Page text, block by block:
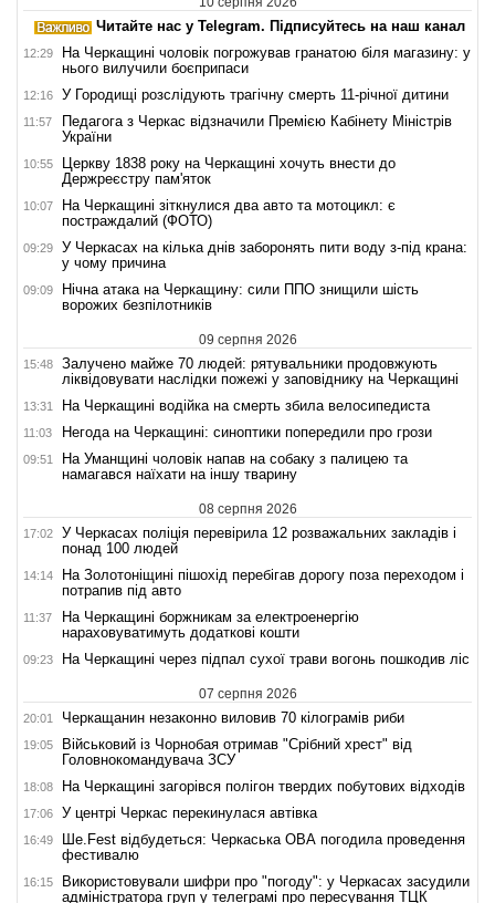
Читайте нас у Telegram. Підписуйтесь на наш канал
12:29
На Черкащині чоловік погрожував гранатою біля магазину: у
нього вилучили боєприпаси
12:16 У Городищі розслідують трагічну смерть 11-річної дитини
11:57
Педагога з Черкас відзначили Премією Кабінету Міністрів
України
10:55
Церкву 1838 року на Черкащині хочуть внести до
Держреєстру пам'яток
10:07
На Черкащині зіткнулися два авто та мотоцикл: є
постраждалий (ФОТО)
09:29
У Черкасах на кілька днів заборонять пити воду з-під крана:
у чому причина
09:09
Нічна атака на Черкащину: сили ППО знищили шість
ворожих безпілотників
09 серпня 2026
15:48
Залучено майже 70 людей: рятувальники продовжують
ліквідовувати наслідки пожежі у заповіднику на Черкащині
13:31 На Черкащині водійка на смерть збила велосипедиста
11:03 Негода на Черкащині: синоптики попередили про грози
09:51
На Уманщині чоловік напав на собаку з палицею та
намагався наїхати на іншу тварину
08 серпня 2026
17:02
У Черкасах поліція перевірила 12 розважальних закладів і
понад 100 людей
14:14
На Золотоніщині пішохід перебігав дорогу поза переходом і
потрапив під авто
11:37
На Черкащині боржникам за електроенергію
нараховуватимуть додаткові кошти
09:23 На Черкащині через підпал сухої трави вогонь пошкодив ліс
07 серпня 2026
20:01 Черкащанин незаконно виловив 70 кілограмів риби
19:05
Військовий із Чорнобая отримав "Срібний хрест" від
Головнокомандувача ЗСУ
18:08 На Черкащині загорівся полігон твердих побутових відходів
17:06 У центрі Черкас перекинулася автівка
16:49
Ше.Fest відбудеться: Черкаська ОВА погодила проведення
фестивалю
16:15
Використовували шифри про "погоду": у Черкасах засудили
адміністратора груп у телеграмі про пересування ТЦК